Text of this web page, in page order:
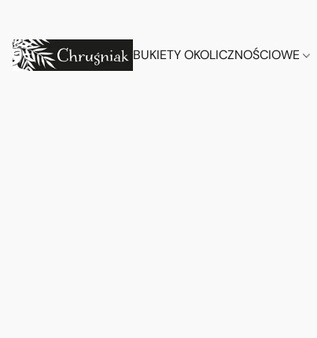
BUKIETY OKOLICZNOŚCIOWE